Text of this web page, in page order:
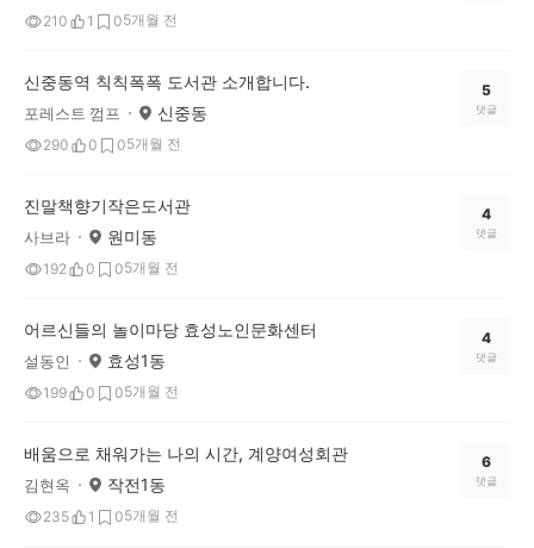
210 1 05개월 전
신중동역 칙칙폭폭 도서관 소개합니다.
포레스트 껌프 신중동
290 0 05개월 전
5
댓글
진말책향기작은도서관
사브라 원미동
192 0 05개월 전
4
댓글
어르신들의 놀이마당 효성노인문화센터
설동인 효성1동
199 0 05개월 전
4
댓글
배움으로 채워가는 나의 시간, 계양여성회관
김현옥 작전1동
235 1 05개월 전
6
댓글